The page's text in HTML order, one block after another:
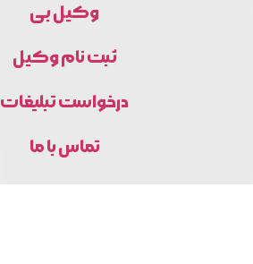
وکیل بی
ثبت نام وکیل
درخواست تبلیغات
تماس با ما